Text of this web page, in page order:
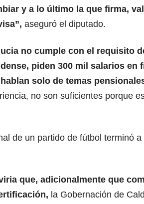
y a lo último la que firma,
aseguró el diputado.
no cumple con el requisito
piden 300 mil salarios en
solo de temas
no son suficientes porque
de un partido de fútbol terminó
que, adicionalmente que
la Gobernación de